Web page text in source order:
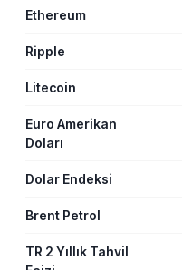
Ethereum
Ripple
Litecoin
Euro Amerikan
Doları
Dolar Endeksi
Brent Petrol
TR 2 Yıllık Tahvil